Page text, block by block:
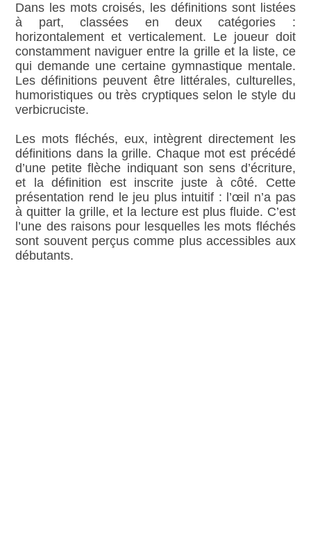
Dans les mots croisés, les définitions sont listées
à part, classées en deux catégories :
horizontalement et verticalement. Le joueur doit
constamment naviguer entre la grille et la liste, ce
qui demande une certaine gymnastique mentale.
Les définitions peuvent être littérales, culturelles,
humoristiques ou très cryptiques selon le style du
verbicruciste.
Les mots fléchés, eux, intègrent directement les
définitions dans la grille. Chaque mot est précédé
d’une petite flèche indiquant son sens d’écriture,
et la définition est inscrite juste à côté. Cette
présentation rend le jeu plus intuitif : l’œil n’a pas
à quitter la grille, et la lecture est plus fluide. C’est
l’une des raisons pour lesquelles les mots fléchés
sont souvent perçus comme plus accessibles aux
débutants.